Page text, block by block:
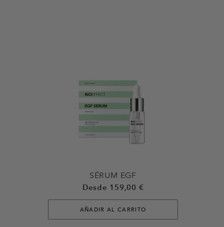
SÉRUM EGF
Desde 159,00 €